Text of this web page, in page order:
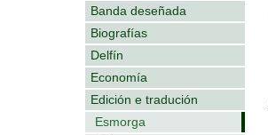
Banda deseñada
Biografías
Delfín
Economía
Edición e tradución
Esmorga